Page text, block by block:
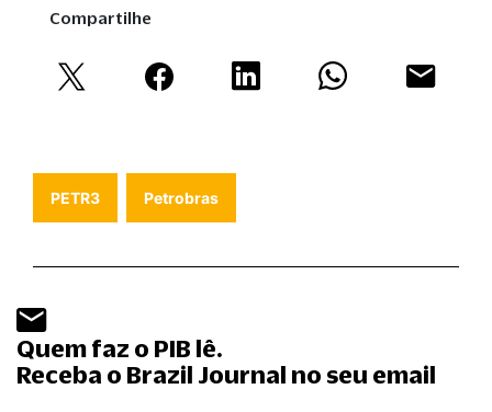
Compartilhe
PETR3 Petrobras
Quem faz o PIB lê.
Receba o Brazil Journal no seu email